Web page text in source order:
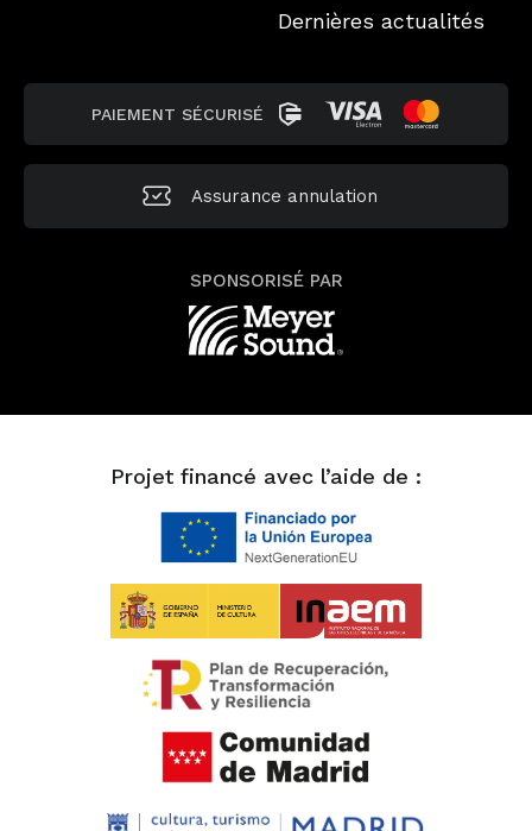
Dernières actualités
PAIEMENT SÉCURISÉ
Assurance annulation
SPONSORISÉ PAR
Projet financé avec l’aide de :